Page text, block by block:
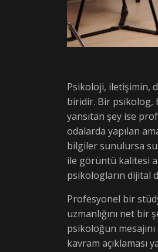
Psikoloji, iletişimin,
biridir. Bir psikolog,
yansıtan şey ise
odalarda yapılan
bilgiler sunulursa
ile görüntü kalitesi
psikologların dijital
Profesyonel bir
uzmanlığını net bir
psikoloğun
kavram açıklaması